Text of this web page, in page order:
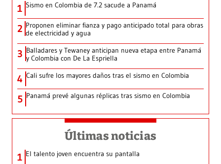
1 Sismo en Colombia de 7.2 sacude a Panamá
2 Proponen eliminar fianza y pago anticipado total para obras
de electricidad y agua
3 Balladares y Tewaney anticipan nueva etapa entre Panamá
y Colombia con De La Espriella
4 Cali sufre los mayores daños tras el sismo en Colombia
5 Panamá prevé algunas réplicas tras sismo en Colombia
Últimas noticias
1 El talento joven encuentra su pantalla​